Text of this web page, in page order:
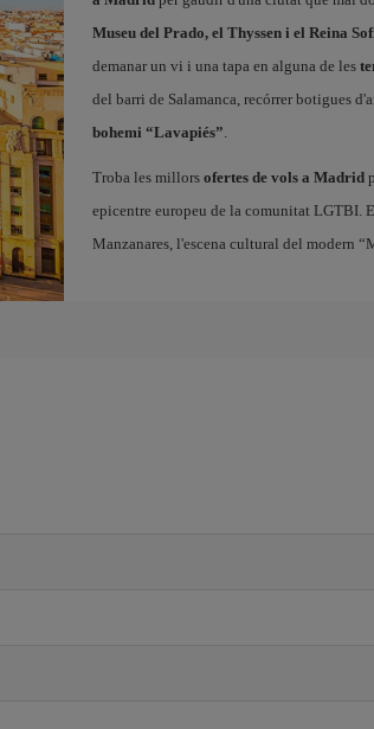
Museu del Prado, el Thyssen i el Reina
demanar un vi i una tapa en alguna de les
del barri de Salamanca, recórrer botigues
bohemi “Lavapiés”.
Troba les millors ofertes de vols a Madrid
epicentre europeu de la comunitat LGTBI.
Manzanares, l'escena cultural del modern